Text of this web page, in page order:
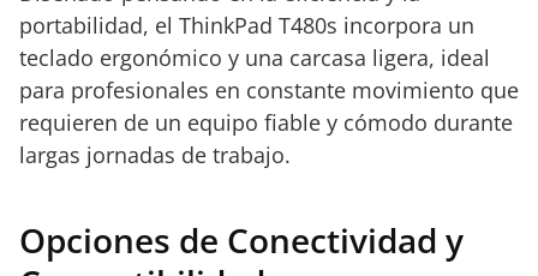
portabilidad, el ThinkPad T480s incorpora un
teclado ergonómico y una carcasa ligera, ideal
para profesionales en constante movimiento que
requieren de un equipo fiable y cómodo durante
largas jornadas de trabajo.
Opciones de Conectividad y